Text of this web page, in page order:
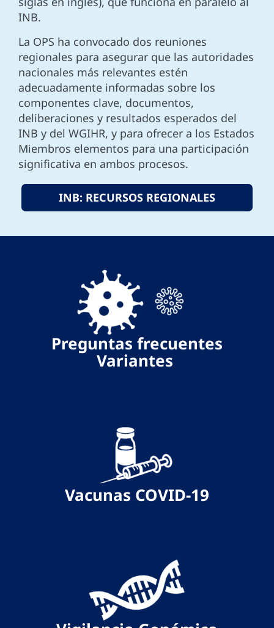
INB.
La OPS ha convocado dos reuniones
regionales para asegurar que las autoridades
nacionales más relevantes estén
adecuadamente informadas sobre los
componentes clave, documentos,
deliberaciones y resultados esperados del
INB y del WGIHR, y para ofrecer a los Estados
Miembros elementos para una participación
significativa en ambos procesos.
INB: RECURSOS REGIONALES
Preguntas frecuentes
Variantes
Vacunas COVID-19